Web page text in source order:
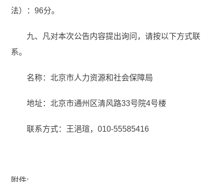
法）：96分。
九、凡对本次公告内容提出询问，请按以下方式联
系。
名称：北京市人力资源和社会保障局
地址：北京市通州区清风路33号院4号楼
联系方式：王浥瑄，010-55585416